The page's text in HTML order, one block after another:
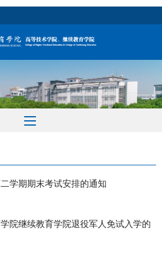
学期期末考试安排的通知
学院继续教育学院退役军人免试入学的